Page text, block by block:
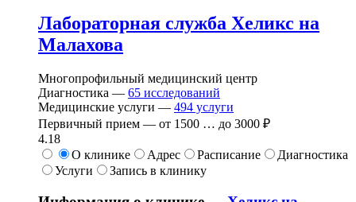
Лабораторная служба Хеликс на
Малахова
Многопрофильный медицинский центр
Диагностика — 65 исследований
Медицинские услуги — 494 услуги
Первичный прием — от 1500 … до 3000 ₽
4.18
О клинике
Адрес Расписание
Диагностика
Услуги
Запись в клинику